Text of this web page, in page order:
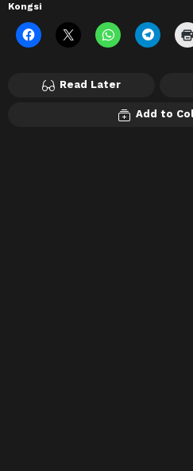
Kongsi
Read Later
Add to